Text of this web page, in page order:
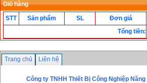
Giỏ hàng
STT
Sản phẩm SL Đơn giá
Tổng tiền:
Trang chủ Liên hệ
Công ty TNHH Thiết Bị Công Nghiệp